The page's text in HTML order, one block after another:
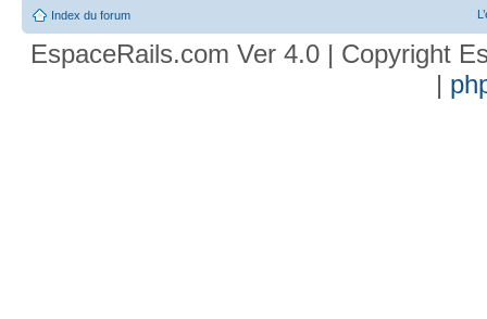
Index du forum
EspaceRails.com Ver 4.0 | Copyright
|